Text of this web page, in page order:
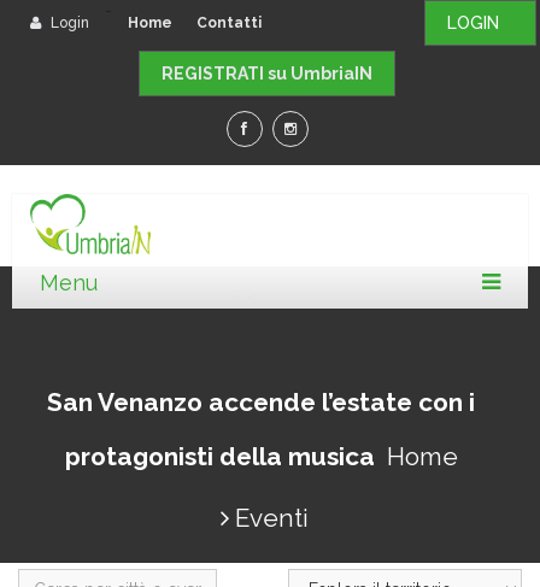
LOGIN
Login Home Contatti
REGISTRATI su UmbriaIN
San Venanzo accende l’estate con i
protagonisti della musica Home
Eventi